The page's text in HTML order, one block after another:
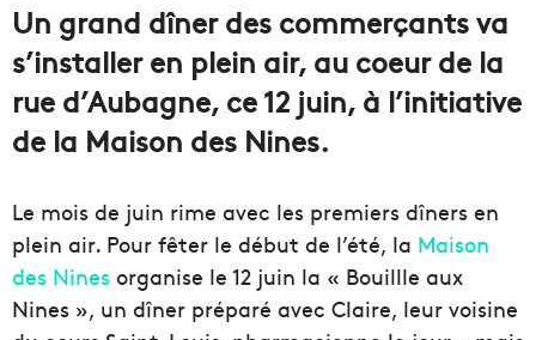
Un grand dîner des commerçants va
s’installer en plein air, au coeur de la
rue d’Aubagne, ce 12 juin, à l’initiative
de la Maison des Nines.
Le mois de juin rime avec les premiers dîners en
plein air. Pour fêter le début de l’été, la Maison
des Nines organise le 12 juin la « Bouillle aux
Nines », un dîner préparé avec Claire, leur voisine